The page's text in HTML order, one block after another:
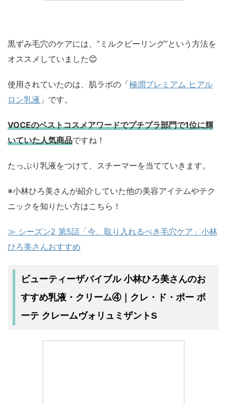
黒ずみ毛穴のケアには、”ミルクピーリング”という方法を
オススメしていました😊
使用されていたのは、肌ラボの「極潤プレミアム ヒアル
ロン乳液 」です。
VOCEのベストコスメアワードでプチプラ部門で1位に輝
いていた人気商品ですね！
たっぷり乳液をつけて、スチーマーを当てていきます。
※小林ひろ美さんが紹介していた他の美容アイテムやテク
ニックを知りたい方はこちら！
≫ シーズン2 第5話「今、取り入れるべき毛穴ケア 」 小林
ひろ美さんおすすめ
ビューティーザバイブル 小林ひろ美さんのお
すすめ乳液・クリーム④｜クレ・ド・ポー ボ
ーテ クレームヴォリュミザントS